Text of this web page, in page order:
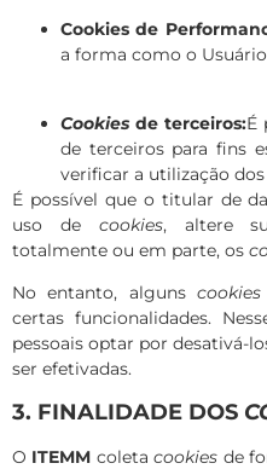
Cookies de
a forma como o
Cookies de terceiros:É
de terceiros para fins
verificar a utilização dos
É possível que o titular de
uso de cookies, altere
totalmente ou em parte, os
No entanto, algunscookies
certas funcionalidades.
pessoais optar por desativá-
ser efetivadas.
3. FINALIDADE DOS
O ITEMM coletacookies de